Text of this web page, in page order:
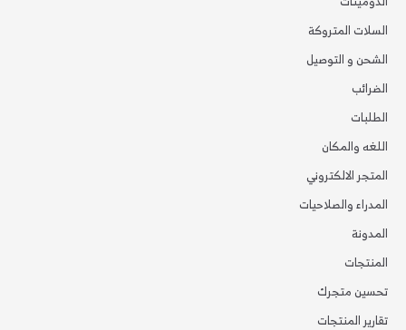
السلات المتروكة
الشحن و التوصيل
الضرائب
الطلبات
اللغه والمكان
المتجر الالكتروني
المدراء والصلاحيات
المدونة
المنتجات
تحسين متجرك
تقارير المنتجات